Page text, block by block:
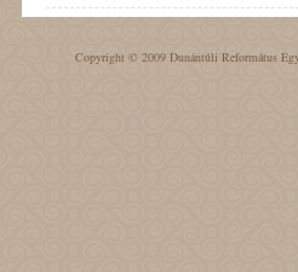
Copyright © 2009 Dunántúli Református